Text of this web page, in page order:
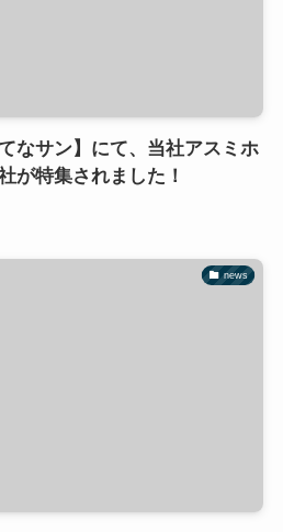
なサン】にて、当社アスミホ
が特集されました！
news